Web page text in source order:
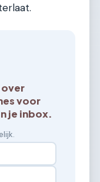
voor
je inbox.